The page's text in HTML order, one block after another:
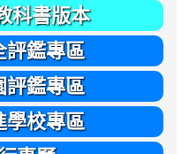
科書版本
評鑑專區
評鑑專區
學校專區